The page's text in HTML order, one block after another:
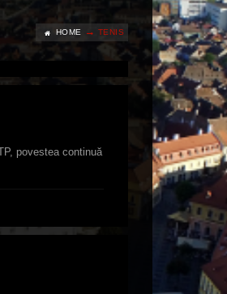
HOME TENIS
povestea continuă